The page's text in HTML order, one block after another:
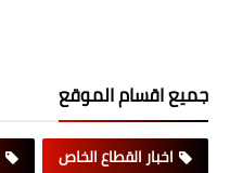
جميع اقسام الموقع
اخبار القطاع الخاص